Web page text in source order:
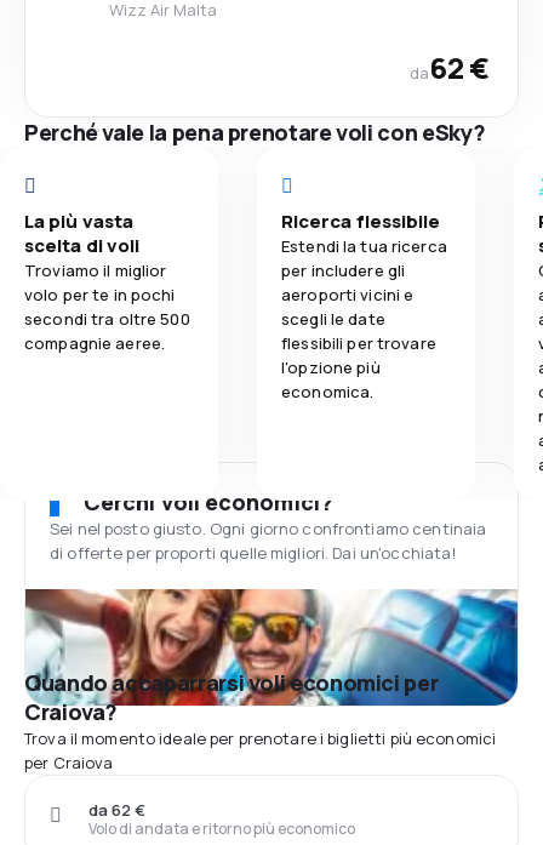
Wizz Air Malta
da62 €
Perché vale la pena prenotare voli con eSky?
La più vasta
scelta di voli
Troviamo il miglior
volo per te in pochi
secondi tra oltre 500
compagnie aeree.
Ricerca flessibile
Estendi la tua ricerca
per includere gli
aeroporti vicini e
scegli le date
flessibili per trovare
l'opzione più
economica.
Cerchi voli economici?
Sei nel posto giusto. Ogni giorno confrontiamo centinaia
di offerte per proporti quelle migliori. Dai un'occhiata!
Quando accaparrarsi voli economici per
Craiova?
Trova il momento ideale per prenotare i biglietti più economici
per Craiova
Volo di andata e ritorno più economico
da 62 €